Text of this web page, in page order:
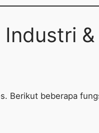
Industri &
Berikut beberapa